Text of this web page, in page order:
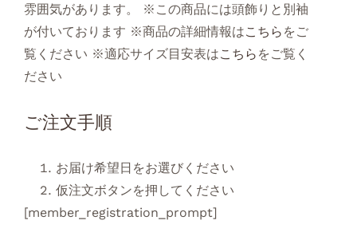
雰囲気があります。 ※この商品には頭飾りと別袖
が付いております ※商品の詳細情報はこちら をご
覧ください ※適応サイズ目安表はこちら をご覧く
ださい
ご注文手順
お届け希望日をお選びください
仮注文ボタンを押してください
[member_registration_prompt]